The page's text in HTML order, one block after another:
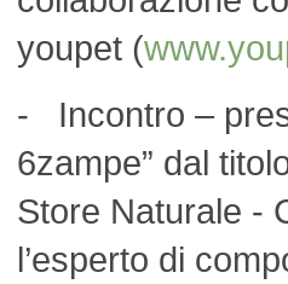
youpet (
- Incontro –
6zampe” dal
Store Naturale -
l’esperto di